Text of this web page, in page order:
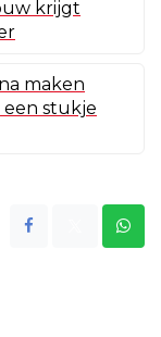
krijgt
maken
stukje